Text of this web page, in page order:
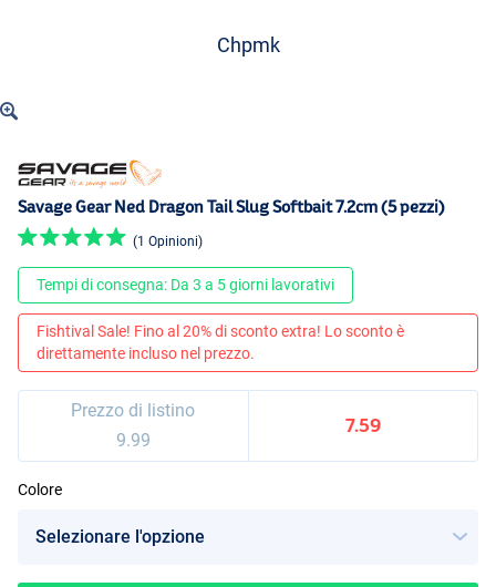
Chpmk
Savage Gear Ned Dragon Tail Slug Softbait 7.2cm (5 pezzi)
(1 Opinioni)
Tempi di consegna: Da 3 a 5 giorni lavorativi
Fishtival Sale! Fino al 20% di sconto extra! Lo sconto è
direttamente incluso nel prezzo.
Prezzo di listino
9.99
7.59
Colore